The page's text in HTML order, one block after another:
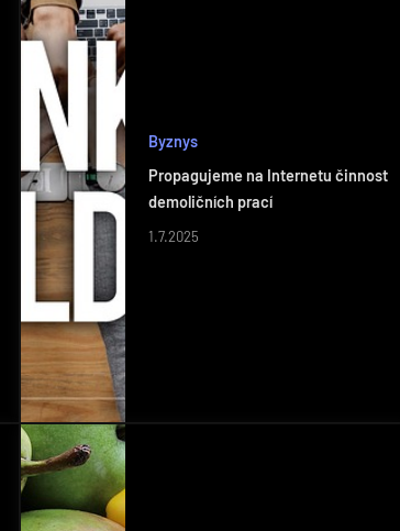
Byznys
Propagujeme na Internetu činnost
demoličních prací
1.7.2025